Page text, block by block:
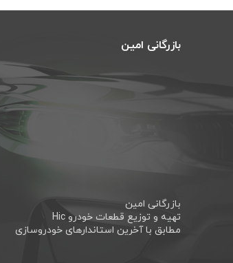
بازرگانی امین
بازرگانی امین
تهیه و توزیع قطعات خودرو Hic
مطابق با آخرین استاندارهای خودروسازی